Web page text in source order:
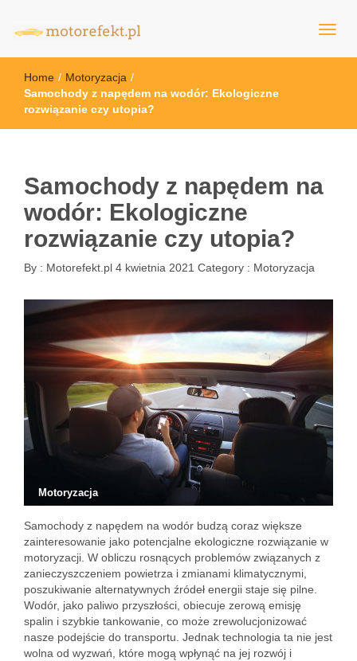
motorefekt.pl
Home / Motoryzacja /
Samochody z napędem na wodór: Ekologiczne
rozwiązanie czy utopia?
Samochody z napędem na
wodór: Ekologiczne
rozwiązanie czy utopia?
By : Motorefekt.pl 4 kwietnia 2021 Category : Motoryzacja
Motoryzacja
Samochody z napędem na wodór budzą coraz większe
zainteresowanie jako potencjalne ekologiczne rozwiązanie w
motoryzacji. W obliczu rosnących problemów związanych z
zanieczyszczeniem powietrza i zmianami klimatycznymi,
poszukiwanie alternatywnych źródeł energii staje się pilne.
Wodór, jako paliwo przyszłości, obiecuje zerową emisję
spalin i szybkie tankowanie, co może zrewolucjonizować
nasze podejście do transportu. Jednak technologia ta nie jest
wolna od wyzwań, które mogą wpłynąć na jej rozwój i